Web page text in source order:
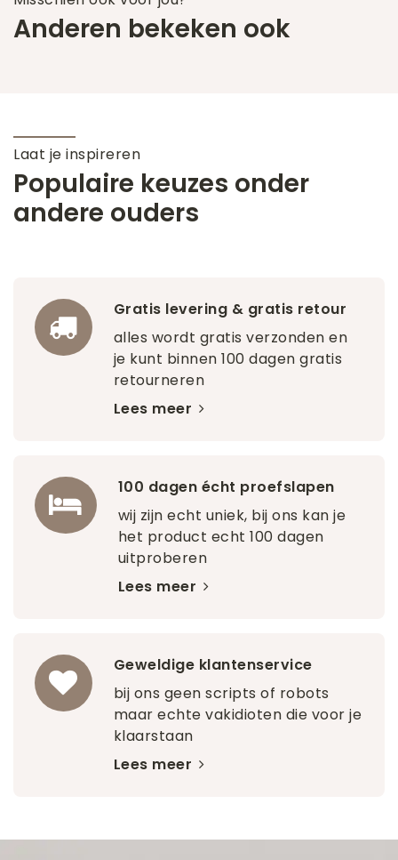
Anderen bekeken ook
Laat je inspireren
Populaire keuzes onder
andere ouders
Gratis levering & gratis retour
alles wordt gratis verzonden en
je kunt binnen 100 dagen gratis
retourneren
Lees meer
100 dagen écht proefslapen
wij zijn echt uniek, bij ons kan je
het product echt 100 dagen
uitproberen
Lees meer
Geweldige klantenservice
bij ons geen scripts of robots
maar echte vakidioten die voor je
klaarstaan
Lees meer